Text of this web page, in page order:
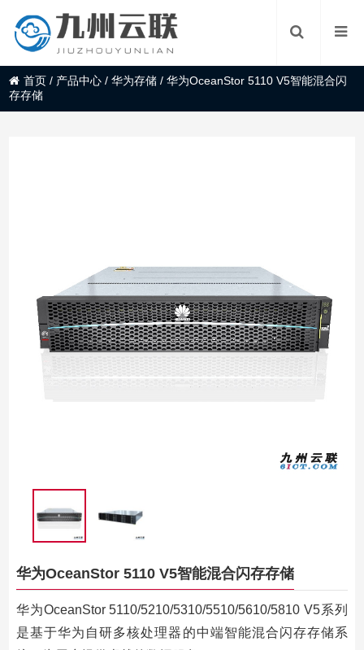
首页 / 产品中心 /华为存储 /华为OceanStor 5110 V5智能混合闪
存存储
华为OceanStor 5110 V5智能混合闪存存储
华为OceanStor 5110/5210/5310/5510/5610/5810 V5系列
是基于华为自研多核处理器的中端智能混合闪存存储系